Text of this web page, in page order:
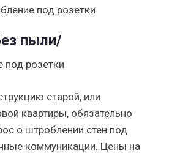
пыли/
под розетки
старой, или
квартиры, обязательно
о штроблении стен под
коммуникации. Цены на